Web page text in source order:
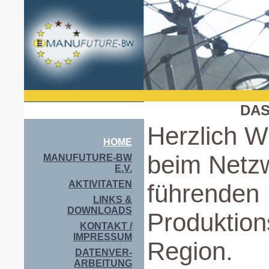
HOME
MANUFUTURE-BW
E.V.
AKTIVITATEN
LINKS &
DOWNLOADS
KONTAKT /
IMPRESSUM
DATENVER-
ARBEITUNG
Herzlich
beim
führenden
Region.